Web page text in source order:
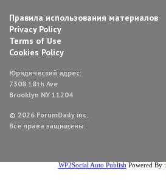
Правила использования материалов
Privacy Policy
Terms of Use
Cookies Policy
Юридический адрес:
7308 18th Ave
Brooklyn NY 11204
© 2026 ForumDaily inc.
Все права защищены.
WP2Social Auto Publish Powered By :